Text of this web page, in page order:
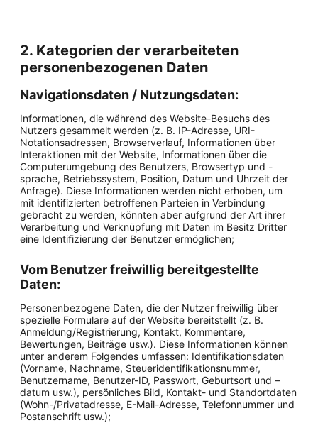
2. Kategorien der verarbeiteten
personenbezogenen Daten
Navigationsdaten / Nutzungsdaten:
Informationen, die während des Website-Besuchs des
Nutzers gesammelt werden (z. B. IP-Adresse, URI-
Notationsadressen, Browserverlauf, Informationen über
Interaktionen mit der Website, Informationen über die
Computerumgebung des Benutzers, Browsertyp und -
sprache, Betriebssystem, Position, Datum und Uhrzeit der
Anfrage). Diese Informationen werden nicht erhoben, um
mit identifizierten betroffenen Parteien in Verbindung
gebracht zu werden, könnten aber aufgrund der Art ihrer
Verarbeitung und Verknüpfung mit Daten im Besitz Dritter
eine Identifizierung der Benutzer ermöglichen;
Vom Benutzer freiwillig bereitgestellte
Daten:
Personenbezogene Daten, die der Nutzer freiwillig über
spezielle Formulare auf der Website bereitstellt (z. B.
Anmeldung/Registrierung, Kontakt, Kommentare,
Bewertungen, Beiträge usw.). Diese Informationen können
unter anderem Folgendes umfassen: Identifikationsdaten
(Vorname, Nachname, Steueridentifikationsnummer,
Benutzername, Benutzer-ID, Passwort, Geburtsort und –
datum usw.), persönliches Bild, Kontakt- und Standortdaten
(Wohn-/Privatadresse, E-Mail-Adresse, Telefonnummer und
Postanschrift usw.);